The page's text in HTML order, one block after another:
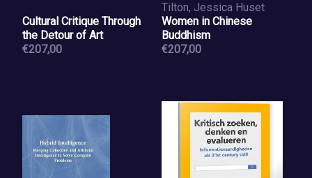
Cultural Critique Through
the Detour of Art
€207,00
Tilton, Jessica Huset
Women in Chinese
Buddhism
€207,00